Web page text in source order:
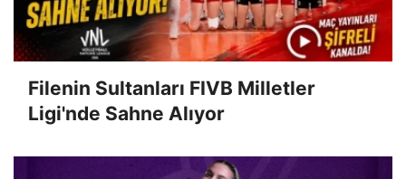
Filenin Sultanları FIVB Milletler
Ligi'nde Sahne Alıyor